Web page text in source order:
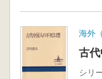
海外
古
シリ